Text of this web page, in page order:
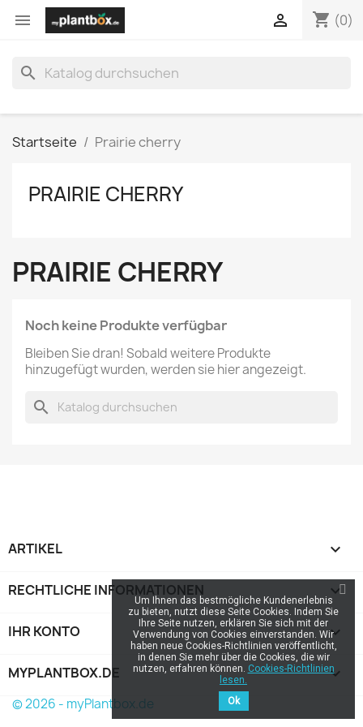
 shopping_cart (0)

search
Startseite Prairie cherry
PRAIRIE CHERRY
PRAIRIE CHERRY
Noch keine Produkte verfügbar
Bleiben Sie dran! Sobald weitere Produkte
hinzugefügt wurden, werden sie hier angezeigt.
search
ARTIKEL 
RECHTLICHE INFORMATIONEN 
IHR KONTO 
MYPLANTBOX.DE keyboard_arrow_down
© 2026 - myPlantbox.de
Um Ihnen das bestmögliche Kundenerlebnis
zu bieten, nutzt diese Seite Cookies. Indem Sie
Ihre Seite nutzen, erklären Sie sich mit der
Verwendung von Cookies einverstanden. Wir
haben neue Cookies-Richtlinien veröffentlicht,
in denen Sie mehr über die Cookies, die wir
nutzen, erfahren können. Cookies-Richtlinien
lesen.
Ok